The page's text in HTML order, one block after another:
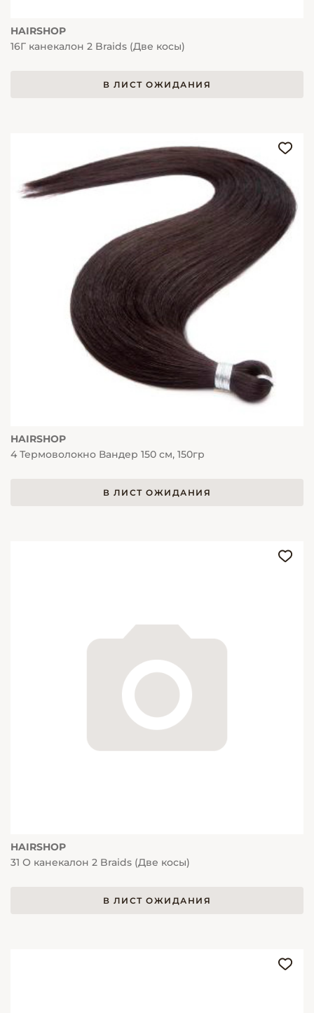
HAIRSHOP
16Г канекалон 2 Braids (Две косы)
В ЛИСТ ОЖИДАНИЯ
HAIRSHOP
4 Термоволокно Вандер 150 см, 150гр
В ЛИСТ ОЖИДАНИЯ
HAIRSHOP
31 О канекалон 2 Braids (Две косы)
В ЛИСТ ОЖИДАНИЯ